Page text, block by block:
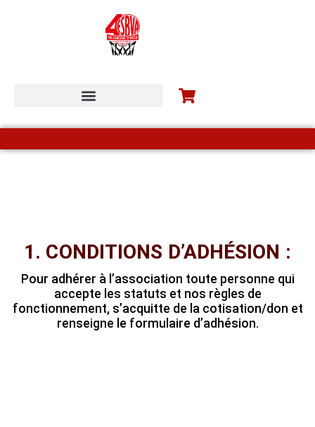
1. CONDITIONS D’ADHÉSION :
Pour adhérer à l’association toute personne qui
accepte les statuts et nos règles de
fonctionnement, s’acquitte de la cotisation/don et
renseigne le formulaire d’adhésion.